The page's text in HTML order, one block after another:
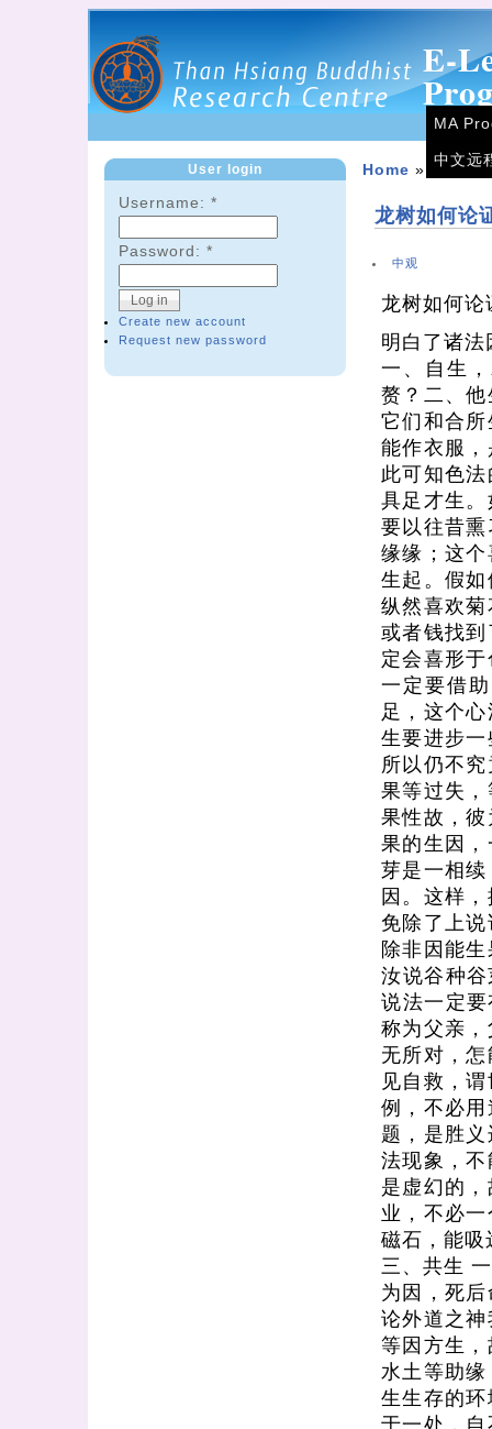
E-
MA
中文远
User login
Username:*
Password:*
Create new account
Request new password
Home »
龙树如何论
中观
龙树如何论
明白了诸
一、自生
赘？二、
它们和合
能作衣服
此可知色
具足才生
要以往昔
缘缘；这
生起。假
纵然喜欢
或者钱找
定会喜形
一定要借
足，这个
生要进步
所以仍不
果等过失
果性故，
果的生因
芽是一相
因。这样
免除了上
除非因能
汝说谷种
说法一定
称为父亲
无所对，
见自救，
例，不必
题，是胜
法现象，
是虚幻的
业，不必
磁石，能吸
三、共生
为因，死
论外道之
等因方生
水土等助
生生存的
于一处，